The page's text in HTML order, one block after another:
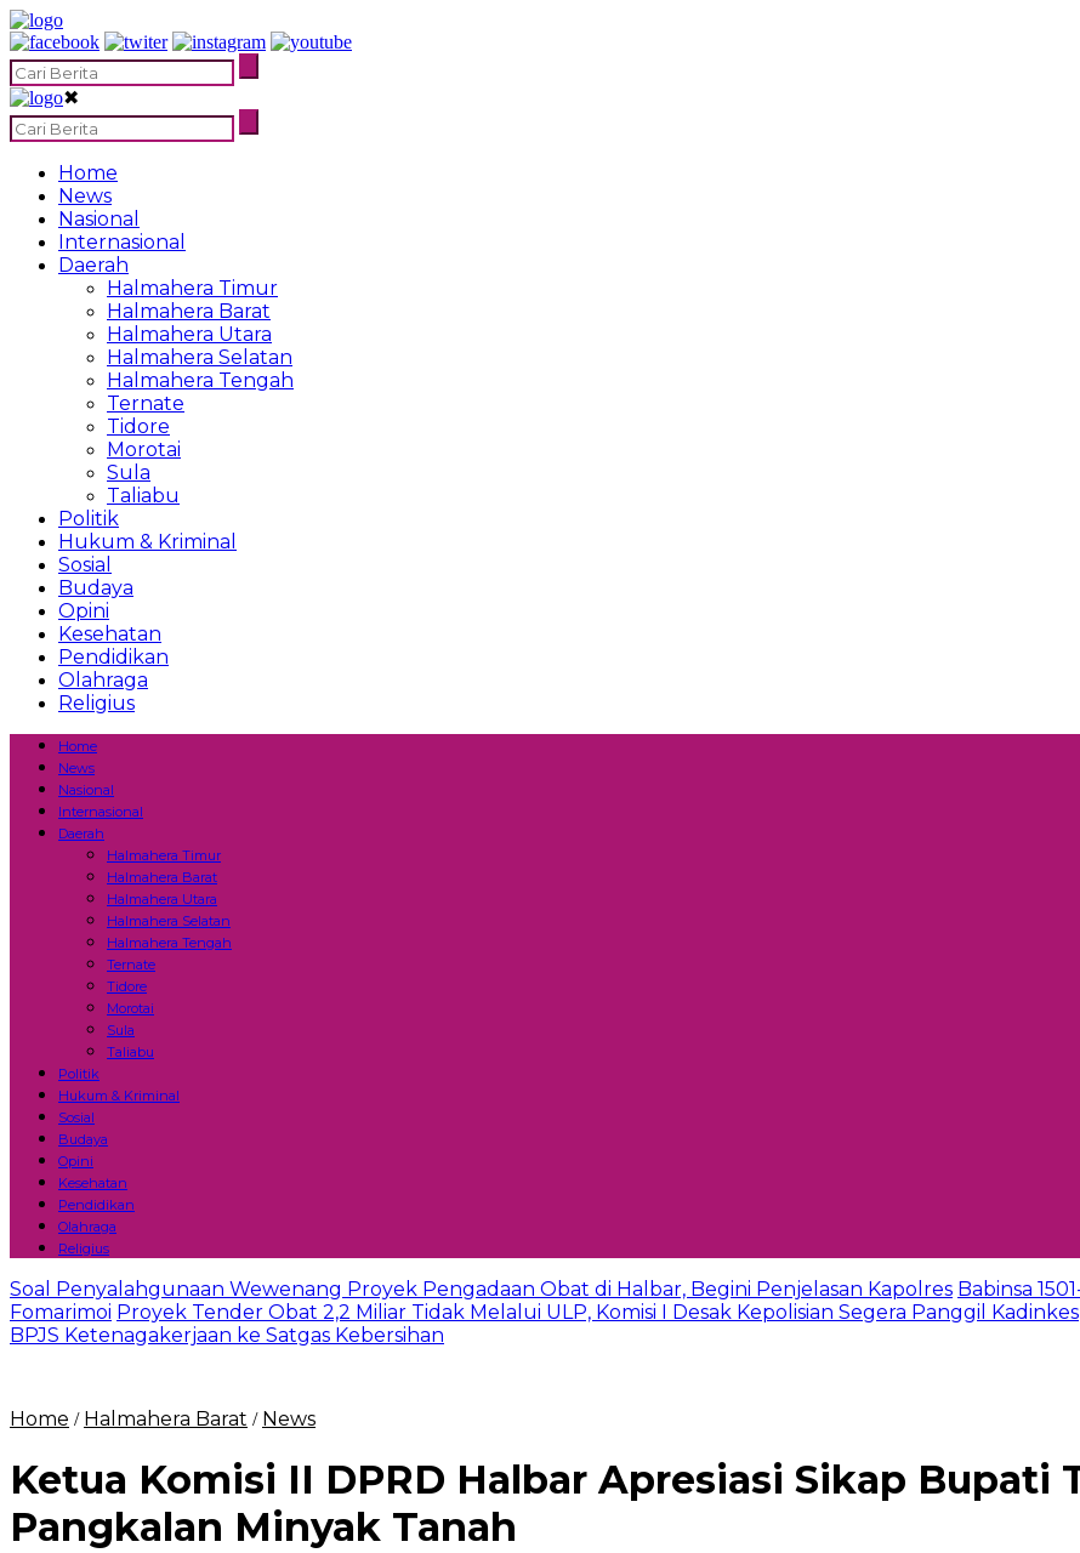
✖
Home
News
Nasional
Internasional
Daerah
Halmahera Timur
Halmahera Barat
Halmahera Utara
Halmahera Selatan
Halmahera Tengah
Ternate
Tidore
Morotai
Sula
Taliabu
Politik
Hukum & Kriminal
Sosial
Budaya
Opini
Kesehatan
Pendidikan
Olahraga
Religius
Home
News
Nasional
Internasional
Daerah
Halmahera Timur
Halmahera Barat
Halmahera Utara
Halmahera Selatan
Halmahera Tengah
Ternate
Tidore
Morotai
Sula
Taliabu
Politik
Hukum & Kriminal
Sosial
Budaya
Opini
Kesehatan
Pendidikan
Olahraga
Religius
Soal Penyalahgunaan Wewenang Proyek Pengadaan Obat di Halbar, Begini Penjelasan Kapolres Babinsa
Fomarimoi Proyek Tender Obat 2,2 Miliar Tidak Melalui ULP, Komisi I Desak Kepolisian Segera Panggil Kadinkes
BPJS Ketenagakerjaan ke Satgas Kebersihan
Home / Halmahera Barat / News
Ketua Komisi II DPRD Halbar Apresiasi Sikap Bupati
Pangkalan Minyak Tanah